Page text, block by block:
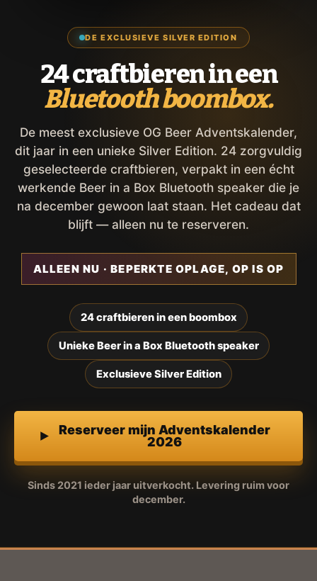
DE EXCLUSIEVE SILVER EDITION
24 craftbieren in een
Bluetooth boombox.
De meest exclusieve OG Beer Adventskalender,
dit jaar in een unieke Silver Edition. 24 zorgvuldig
geselecteerde craftbieren, verpakt in een écht
werkende Beer in a Box Bluetooth speaker die je
na december gewoon laat staan. Het cadeau dat
blijft — alleen nu te reserveren.
ALLEEN NU · BEPERKTE OPLAGE, OP IS OP
24 craftbieren in een boombox
Unieke Beer in a Box Bluetooth speaker
Exclusieve Silver Edition
Reserveer mijn Adventskalender
2026
Sinds 2021 ieder jaar uitverkocht. Levering ruim voor
december.